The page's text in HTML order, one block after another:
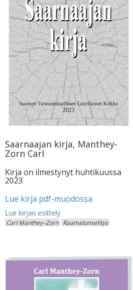
Saarnaajan kirja, Manthey-
Zorn Carl
Kirja on ilmestynyt huhtikuussa
2023
Lue kirja pdf-muodossa
Carl Manthey–Zorn Raamatunselitys